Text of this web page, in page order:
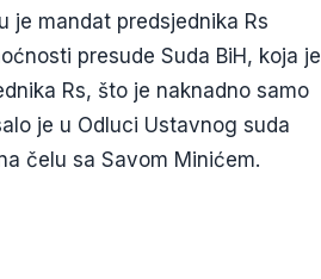
je mandat predsjednika Rs
presude Suda BiH, koja je
Rs, što je naknadno samo
je u Odluci Ustavnog suda
čelu sa Savom Minićem.